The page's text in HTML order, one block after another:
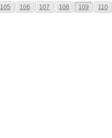
105 106 107 108 109 110